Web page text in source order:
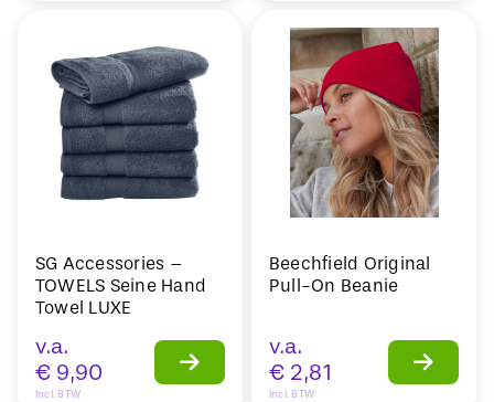
SG Accessories –
TOWELS Seine Hand
Towel LUXE
v.a.
€ 9,90
Incl. BTW
Beechfield Original
Pull-On Beanie
v.a.
€ 2,81
Incl. BTW